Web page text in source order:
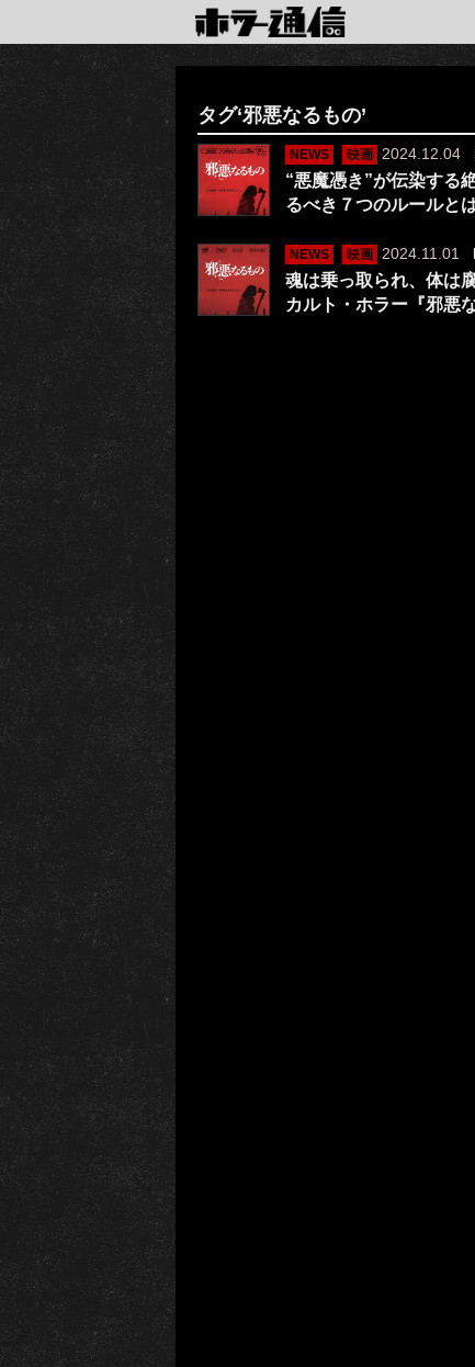
タグ‘邪悪なるもの’
NEWS 映画 2024.12.04
“悪魔憑き”が伝染する
るべき７つのルールと
NEWS 映画 2024.11.01
魂は乗っ取られ、体は
カルト・ホラー『邪悪